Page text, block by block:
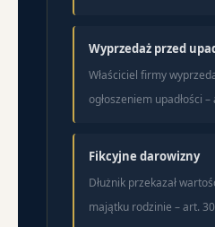
Wyprzedaż przed
Właściciel firmy
ogłoszeniem upadłości
Fikcyjne darowizny
Dłużnik przekazał
majątku rodzinie – art.